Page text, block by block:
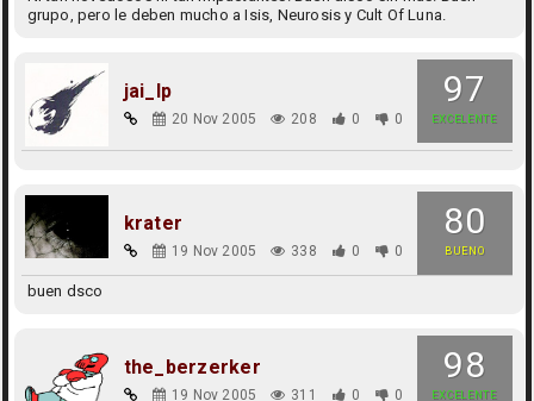
grupo, pero le deben mucho a Isis, Neurosis y Cult Of Luna.
97
EXCELENTE
jai_lp
20 Nov 2005 208 0 0
80
BUENO
krater
19 Nov 2005 338 0 0
buen dsco
98
EXCELENTE
the_berzerker
19 Nov 2005 311 0 0